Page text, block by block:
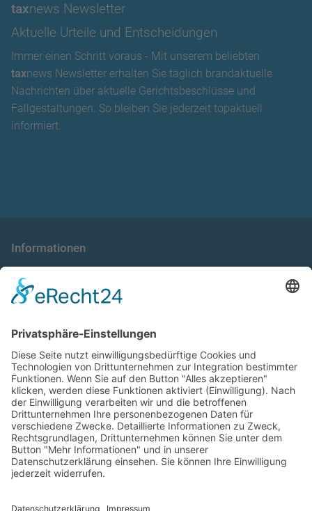
taxnews Newsletter
Aktuelle Urteile und Entscheidungen
Immer einen Schritt voraus - Mit unserem beliebten
taxnews Newsletter erhalten Sie täglich brandaktuelle
Nachrichten über aktuelle Gerichtsbeschlüsse und
Fallgestaltungen. So bleiben Sie jederzeit topaktuell
informiert.
Informationen
Allgemeine Geschäftsbedingungen
Datenschutzerklärung
Unser Seminarangebot
Seminarreihen
Seminare
Webinare
Referenten